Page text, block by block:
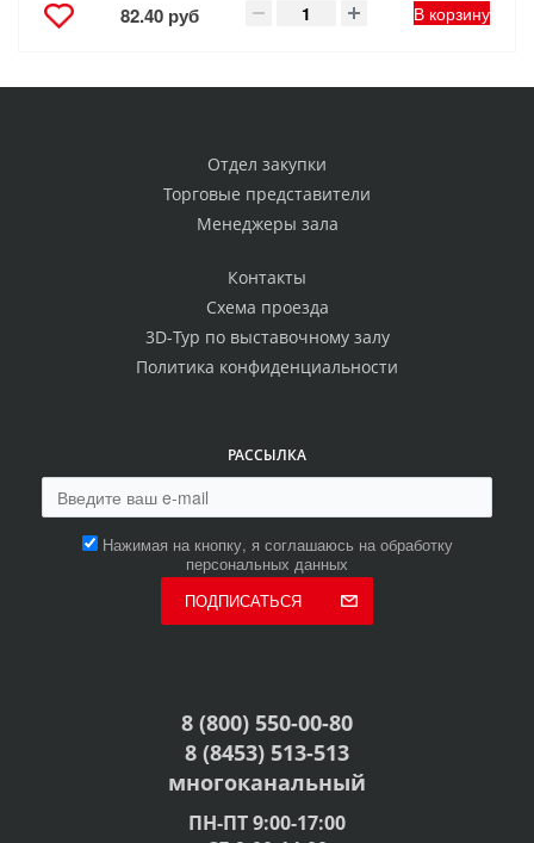
82.40 руб В корзину
Отдел закупки
Торговые представители
Менеджеры зала
Контакты
Схема проезда
3D-Тур по выставочному залу
Политика конфиденциальности
РАССЫЛКА
Нажимая на кнопку, я соглашаюсь на обработку
персональных данных
ПОДПИСАТЬСЯ
8 (800) 550-00-80
8 (8453) 513-513
многоканальный
ПН-ПТ 9:00-17:00